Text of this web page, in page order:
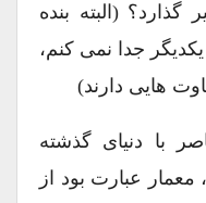
(البته بنده
جدا نمی کنم،
هایی دارند)
با دنیای گذشته
عبارت بود از